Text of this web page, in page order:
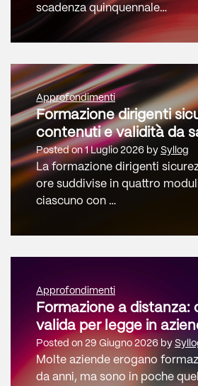
scadenza quinquennale…
Approfondimenti
Formazione dirigenti
contenuti e validità da
Posted on1 Luglio 2026 by Syllog
La formazione dirigenti
ore suddivise in quattro
ciascuno con …
Approfondimenti
Formazione a distanza:
valida per legge in
Posted on 29 Giugno 2026 by
Molte aziende erogano
da anni, ma sono in poche